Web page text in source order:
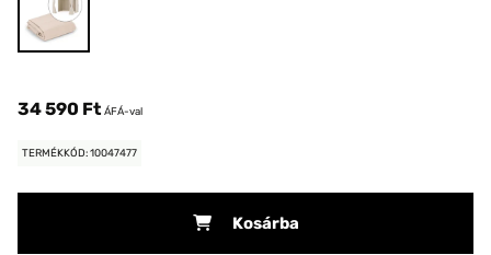
34 590 Ft ÁFÁ-val
TERMÉKKÓD: 10047477
Kosárba